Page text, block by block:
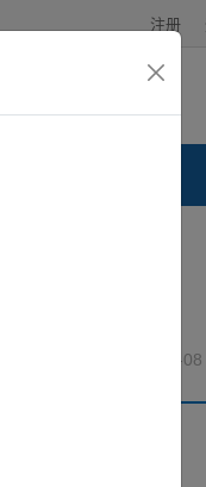
注册
2025-07-08